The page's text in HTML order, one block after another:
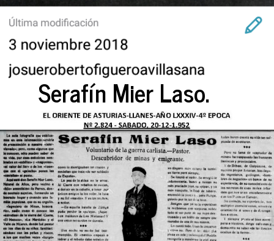
Serafín Mier Laso.